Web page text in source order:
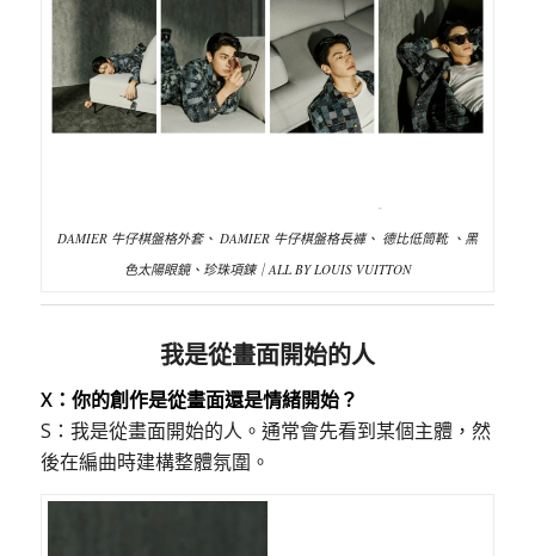
DAMIER 牛仔棋盤格外套、 DAMIER 牛仔棋盤格長褲、 德比低筒靴 、黑
色太陽眼鏡、珍珠項鍊｜ALL BY LOUIS VUITTON
我是從畫面開始的人
X：你的創作是從畫面還是情緒開始？
S：我是從畫面開始的人。通常會先看到某個主體，然
後在編曲時建構整體氛圍。